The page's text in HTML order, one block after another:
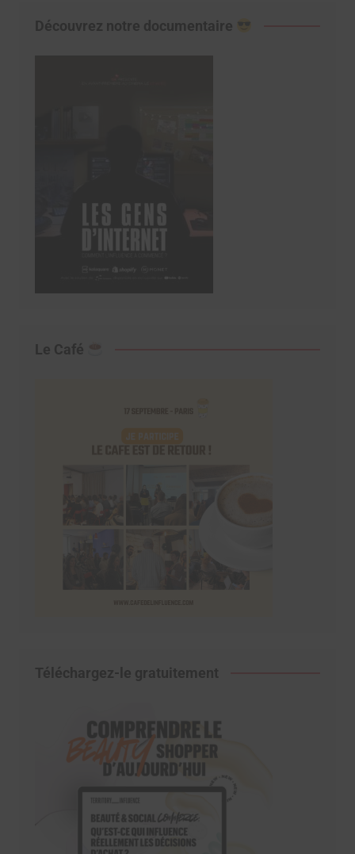
Découvrez notre documentaire
Le Café
Téléchargez-le gratuitement